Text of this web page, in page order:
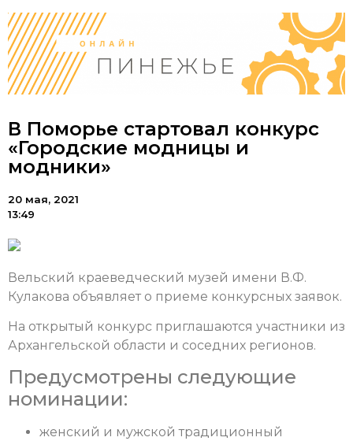
В Поморье стартовал конкурс
«Городские модницы и
модники»
20 мая, 2021
13:49
Вельский краеведческий музей имени В.Ф.
Кулакова объявляет о приеме конкурсных заявок.
На открытый конкурс приглашаются участники из
Архангельской области и соседних регионов.
Предусмотрены следующие
номинации:
женский и мужской традиционный